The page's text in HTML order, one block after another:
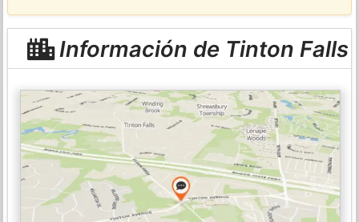
Información de Tinton Falls